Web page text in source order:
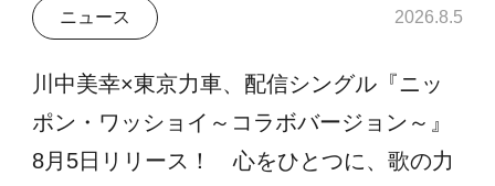
ニュース 2026.8.5
川中美幸×東京力車、配信シングル『ニッ
ポン・ワッショイ～コラボバージョン～』
8月5日リリース！ 心をひとつに、歌の力